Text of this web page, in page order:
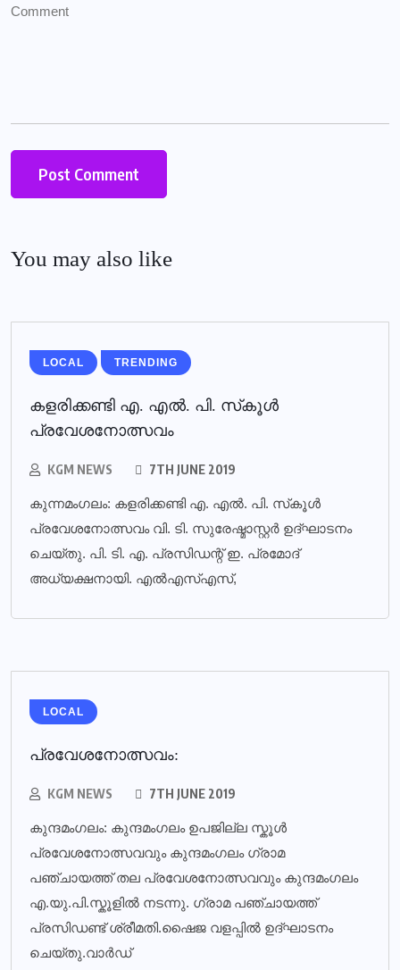
You may also like
LOCAL TRENDING
കളരിക്കണ്ടി എ. എല്‍. പി. സ്‌കൂള്‍
പ്രവേശനോത്സവം
KGM NEWS 7TH JUNE 2019
കുന്നമംഗലം: കളരിക്കണ്ടി എ. എല്‍. പി. സ്‌കൂള്‍
പ്രവേശനോത്സവം വി. ടി. സുരേഷ്മാസ്റ്റര്‍ ഉദ്ഘാടനം
ചെയ്തു. പി. ടി. എ. പ്രസിഡന്റ് ഇ. പ്രമോദ്
അധ്യക്ഷനായി. എല്‍എസ്എസ്,
LOCAL
പ്രവേശനോത്സവം:
KGM NEWS 7TH JUNE 2019
കുന്ദമംഗലം: കുന്ദമംഗലം ഉപജില്ല സ്കൂൾ
പ്രവേശനോത്സവവും കുന്ദമംഗലം ഗ്രാമ
പഞ്ചായത്ത് തല പ്രവേശനോത്സവവും കുന്ദമംഗലം
എ.യു.പി.സ്കൂളിൽ നടന്നു. ഗ്രാമ പഞ്ചായത്ത്
പ്രസിഡണ്ട് ശ്രീമതി.ഷൈജ വളപ്പിൽ ഉദ്ഘാടനം
ചെയ്തു.വാർഡ്